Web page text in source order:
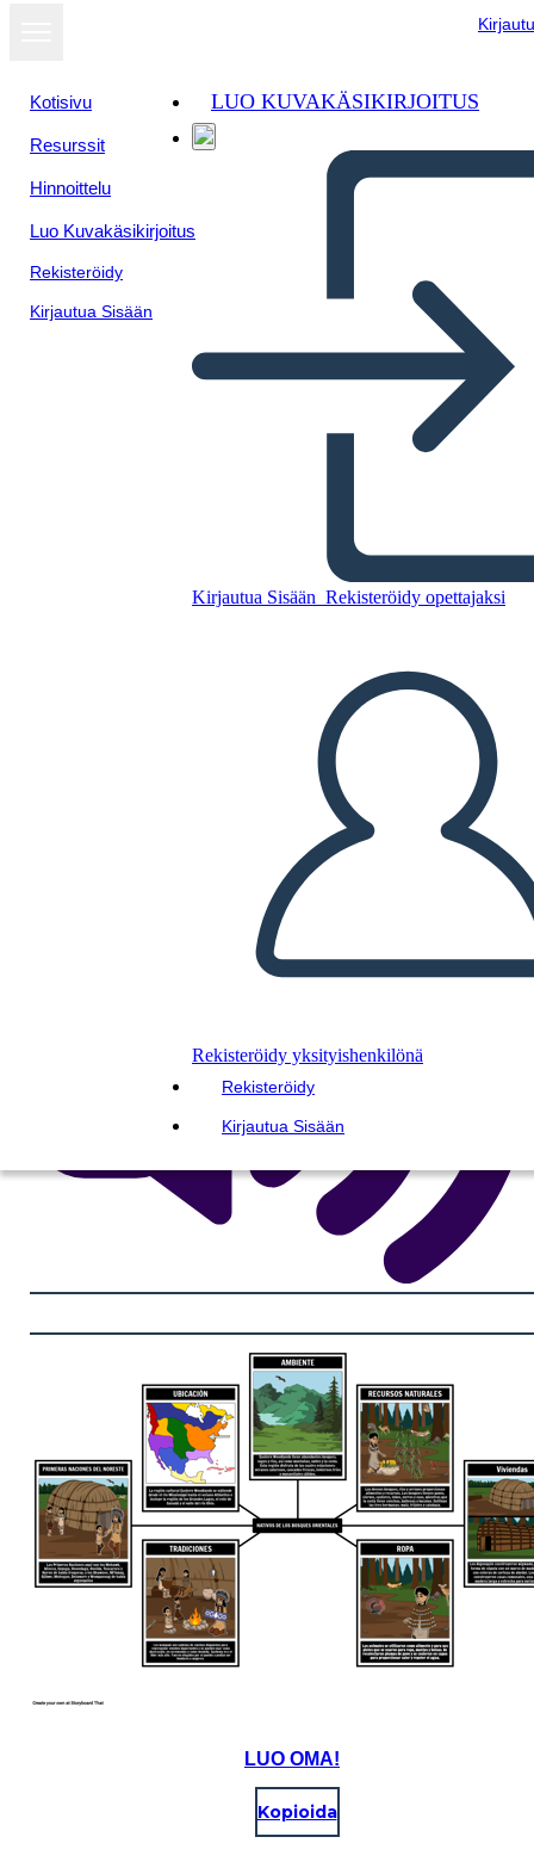
Kotisivu
Resurssit
Hinnoittelu
Luo Kuvakäsikirjoitus
Rekisteröidy
Kirjautua Sisään
LUO KUVAKÄSIKIRJOITUS
Kirjautua Sisään Rekisteröidy opettajaksi
Rekisteröidy yksityishenkilönä
Rekisteröidy
Kirjautua Sisään
Mapa de Arañas de Eastern
Woodlands
Kopioi tämä kuvakäsikirjoitus
LUO KUVAKÄSIKIRJOITUS
TOISTA DIAESITYS
LUE MINULLE
Näytä
diaesityksenä
LUO OMA!
Kopioida